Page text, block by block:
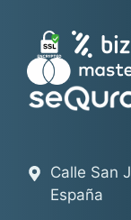
Calle San
España